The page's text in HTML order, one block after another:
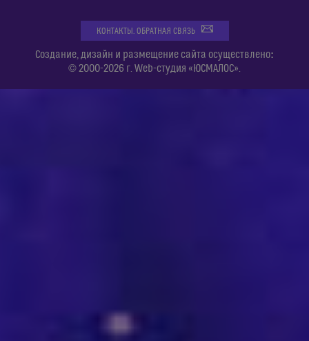
КОНТАКТЫ. ОБРАТНАЯ СВЯЗЬ
Создание, дизайн и размещение сайта осуществлено:
© 2000-2026 г. Web-студия «ЮСМАЛОС».